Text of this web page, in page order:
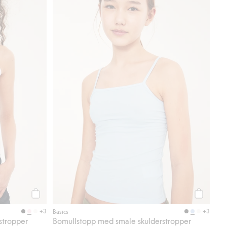
+3
Legg til
Basics +3
Bomullstopp med smale skulderstropper